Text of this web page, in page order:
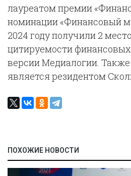
лауреатом премии
номинации «Финансовый
2024 году получили 2
цитируемости
версии Медиалогии.
является резидентом
ПОХОЖИЕ НОВОСТИ